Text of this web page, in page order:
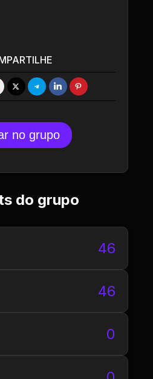
no grupo
do grupo
46
46
0